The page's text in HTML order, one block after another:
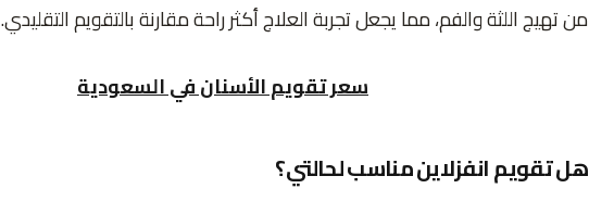
من تهيج اللثة والفم، مما يجعل تجربة العلاج أكثر راحة مقارنة بالتقويم التقليدي.
سعر تقويم الأسنان في السعودية
هل تقويم انفزلاين مناسب لحالتي؟